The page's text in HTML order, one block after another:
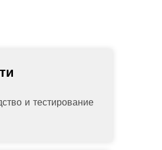
и тестирование